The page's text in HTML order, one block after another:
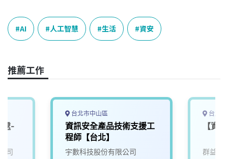
c
e
b
o
k
n
r
e
a
n
e
n
p
y
L
k
AI 人工智慧 生活 資安
推薦工作
處-
司
台北市中山區
資訊安全產品技術支援工
程師【台北】
宇數科技股份有限公司
台北
【資
群益金